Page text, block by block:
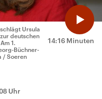
14:16 Minuten
Ursula
deutschen
1.
Büchner-
/ Soeren
Uhr